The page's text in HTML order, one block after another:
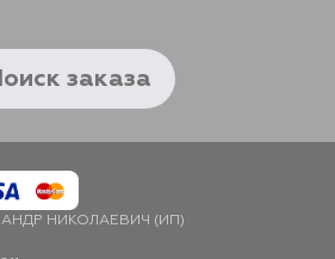
заказа
НИКОЛАЕВИЧ (ИП)